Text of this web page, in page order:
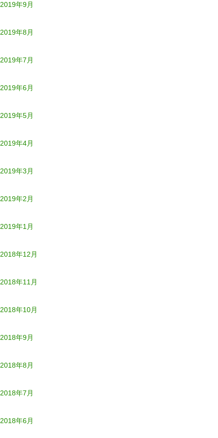
2019年9月
2019年8月
2019年7月
2019年6月
2019年5月
2019年4月
2019年3月
2019年2月
2019年1月
2018年12月
2018年11月
2018年10月
2018年9月
2018年8月
2018年7月
2018年6月